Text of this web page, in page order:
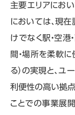
主要エリアにお
においては、現
けでなく駅・空港
間・場所を柔軟に
る）の実現と、ユ
利便性の高い拠
ことでの事業展